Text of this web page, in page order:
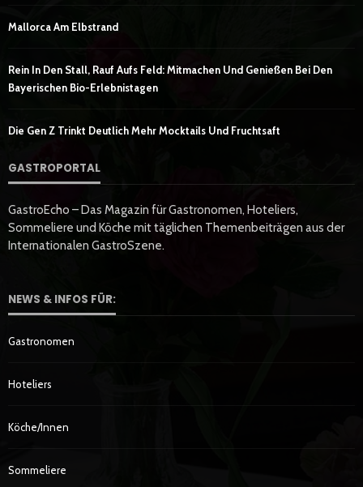
Mallorca Am Elbstrand
Rein In Den Stall, Rauf Aufs Feld: Mitmachen Und Genießen Bei Den
Bayerischen Bio-Erlebnistagen
Die Gen Z Trinkt Deutlich Mehr Mocktails Und Fruchtsaft
GASTROPORTAL
GastroEcho – Das Magazin für Gastronomen, Hoteliers,
Sommeliere und Köche mit täglichen Themenbeiträgen aus der
Internationalen GastroSzene.
NEWS & INFOS FÜR:
Gastronomen
Hoteliers
Köche/innen
Sommeliere